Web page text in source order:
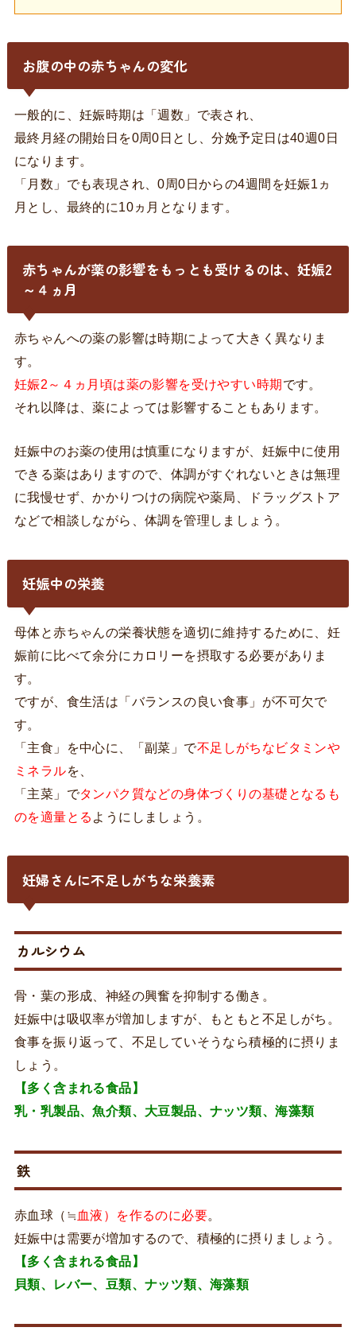
お腹の中の赤ちゃんの変化
一般的に、妊娠時期は「週数」で表され、
最終月経の開始日を0周0日とし、分娩予定日は40週0日
になります。
「月数」でも表現され、0周0日からの4週間を妊娠1ヵ
月とし、最終的に10ヵ月となります。
赤ちゃんが薬の影響をもっとも受けるのは、妊娠2
～４ヵ月
赤ちゃんへの薬の影響は時期によって大きく異なりま
す。
妊娠2～４ヵ月頃は薬の影響を受けやすい時期です。
それ以降は、薬によっては影響することもあります。
妊娠中のお薬の使用は慎重になりますが、妊娠中に使用
できる薬はありますので、体調がすぐれないときは無理
に我慢せず、かかりつけの病院や薬局、ドラッグストア
などで相談しながら、体調を管理しましょう。
妊娠中の栄養
母体と赤ちゃんの栄養状態を適切に維持するために、妊
娠前に比べて余分にカロリーを摂取する必要がありま
す。
ですが、食生活は「バランスの良い食事」が不可欠で
す。
「主食」を中心に、「副菜」で不足しがちなビタミンや
ミネラルを、
「主菜」でタンパク質などの身体づくりの基礎となるも
のを適量とる ようにしましょう。
妊婦さんに不足しがちな栄養素
カルシウム
骨・葉の形成、神経の興奮を抑制する働き。
妊娠中は吸収率が増加しますが、もともと不足しがち。
食事を振り返って、不足していそうなら積極的に摂りま
しょう。
【多く含まれる食品】
乳・乳製品、魚介類、大豆製品、ナッツ類、海藻類
鉄
赤血球（≒ 血液）を作るのに必要。
妊娠中は需要が増加するので、積極的に摂りましょう。
【多く含まれる食品】
貝類、レバー、豆類、ナッツ類、海藻類